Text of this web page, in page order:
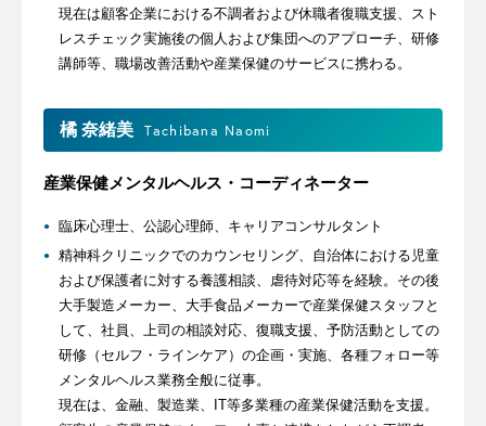
現在は顧客企業における不調者および休職者復職支援、スト
レスチェック実施後の個人および集団へのアプローチ、研修
講師等、職場改善活動や産業保健のサービスに携わる。
橘 奈緒美 Tachibana Naomi
産業保健メンタルヘルス・コーディネーター
臨床心理士、公認心理師、キャリアコンサルタント
精神科クリニックでのカウンセリング、自治体における児童
および保護者に対する養護相談、虐待対応等を経験。その後
大手製造メーカー、大手食品メーカーで産業保健スタッフと
して、社員、上司の相談対応、復職支援、予防活動としての
研修（セルフ・ラインケア）の企画・実施、各種フォロー等
メンタルヘルス業務全般に従事。
現在は、金融、製造業、IT等多業種の産業保健活動を支援。